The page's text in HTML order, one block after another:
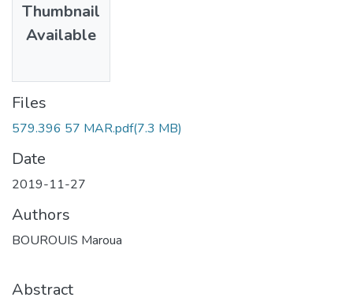
Thumbnail
Available
Files
579.396 57 MAR.pdf(7.3 MB)
Date
2019-11-27
Authors
BOUROUIS Maroua
Abstract